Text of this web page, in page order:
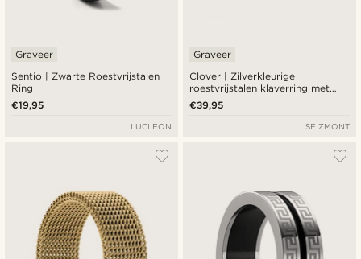
Sentio | Zwarte Roestvrijstalen
Ring
Graveer
€19,95
LUCLEON
Clover | Zilverkleurige
roestvrijstalen klaverring met
patroon
Graveer
€39,95
SEIZMONT